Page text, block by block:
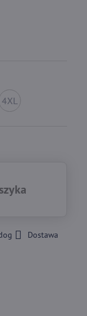
4XL
Dostawa